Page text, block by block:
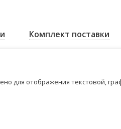
Комплект поставки
для отображения текстовой,